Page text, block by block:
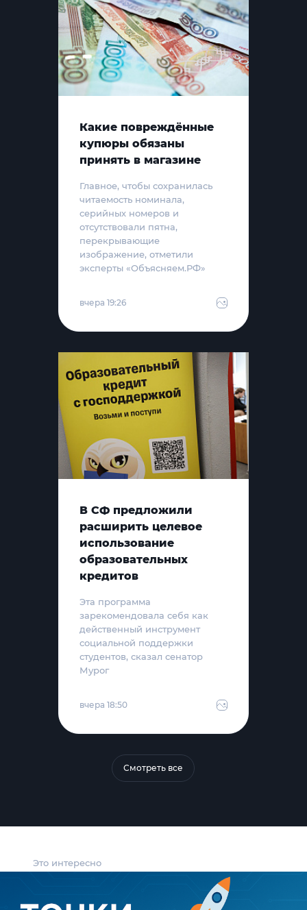
Это интересно
Какие повреждённые
купюры обязаны
принять в магазине
Главное, чтобы сохранилась
читаемость номинала,
серийных номеров и
отсутствовали пятна,
перекрывающие
изображение, отметили
эксперты «Объясняем.РФ»
вчера 19:26
В СФ предложили
расширить целевое
использование
образовательных
кредитов
Эта программа
зарекомендовала себя как
действенный инструмент
социальной поддержки
студентов, сказал сенатор
Мурог
вчера 18:50
Смотреть все